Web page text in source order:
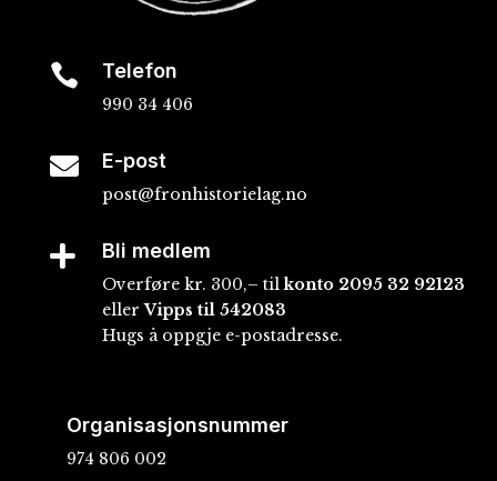
 Telefon
990 34 406
 E-post
post@fronhistorielag.no
 Bli medlem
Overføre kr. 300,– tilkonto 2095 32 92123
ellerVipps til 542083
Hugs å oppgje e-postadresse.
Organisasjonsnummer
974 806 002